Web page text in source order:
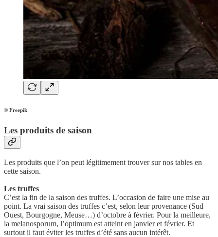
© Freepik
Les produits de saison
Les produits que l’on peut légitimement trouver sur nos tables en
cette saison.
Les truffes
C’est la fin de la saison des truffes. L’occasion de faire une mise au
point. La vrai saison des truffes c’est, selon leur provenance (Sud
Ouest, Bourgogne, Meuse…) d’octobre à février. Pour la meilleure,
la melanosporum, l’optimum est atteint en janvier et février. Et
surtout il faut éviter les truffes d’été sans aucun intérêt.